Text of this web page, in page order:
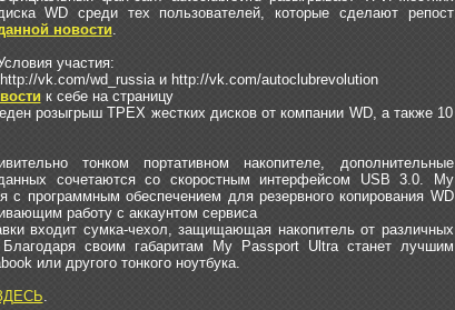
WD среди тех пользователей, которые сделают репост
новости.
участия:
http://vk.com/wd_russiaи http://vk.com/autoclubrevolution
к себе на страницу
розыгрыш ТРЕХ жестких дисков от компании WD, а также 10
тонком портативном накопителе, дополнительные
сочетаются со скоростным интерфейсом USB 3.0. My
с программным обеспечением для резервного копирования WD
работу с аккаунтом сервиса
входит сумка-чехол, защищающая накопитель от различных
Благодаря своим габаритам My Passport Ultra станет лучшим
или другого тонкого ноутбука.
.